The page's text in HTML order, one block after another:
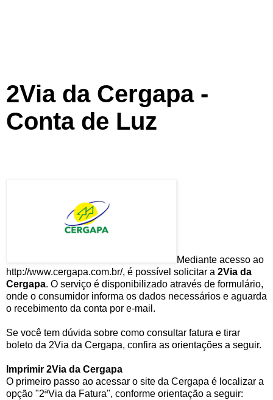
2Via da Cergapa -
Conta de Luz
Mediante acesso ao
http://www.cergapa.com.br/, é possível solicitar a 2Via da
Cergapa. O serviço é disponibilizado através de formulário,
onde o consumidor informa os dados necessários e aguarda
o recebimento da conta por e-mail.
Se você tem dúvida sobre como consultar fatura e tirar
boleto da 2Via da Cergapa, confira as orientações a seguir.
Imprimir 2Via da Cergapa
O primeiro passo ao acessar o site da Cergapa é localizar a
opção "2ªVia da Fatura", conforme orientação a seguir: